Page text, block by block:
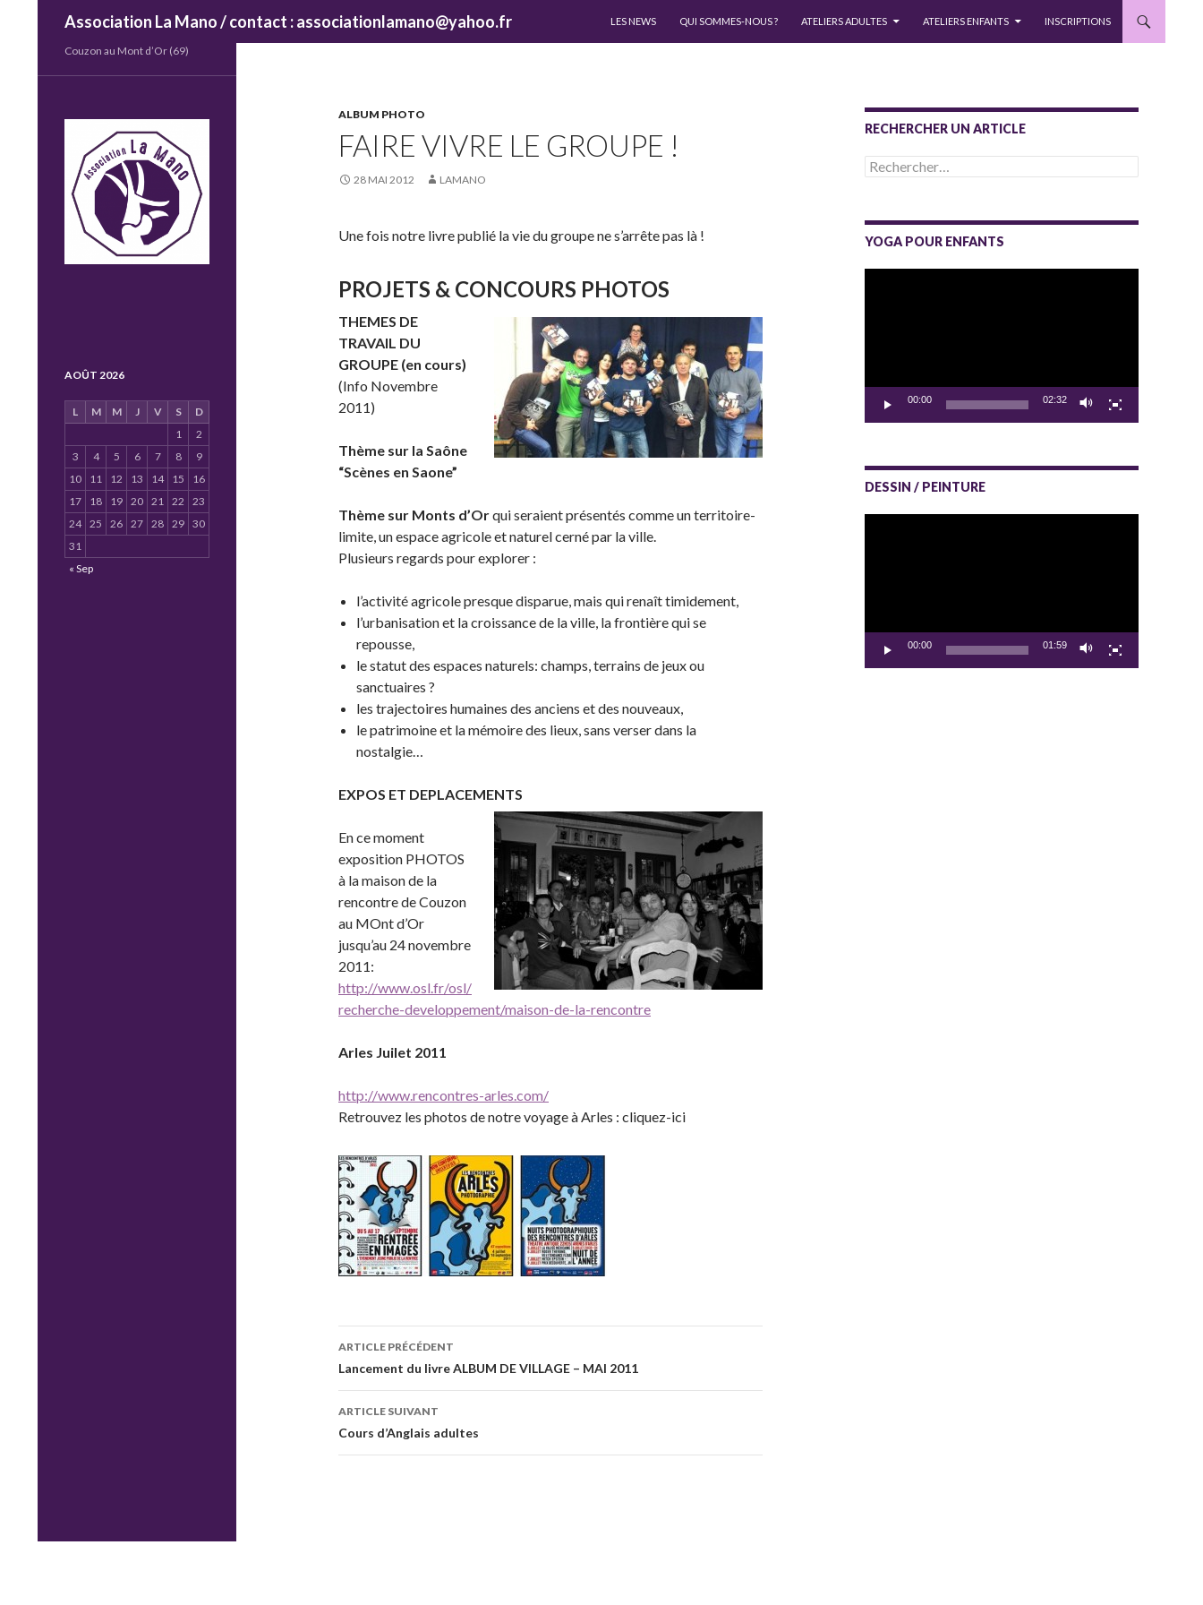
Association La Mano / contact : associationlamano@yahoo.fr
LES NEWS
QUI SOMMES-NOUS ? ATELIERS ADULTES ATELIERS ENFANTS INSCRIPTIONS
ALBUM PHOTO
FAIRE VIVRE LE GROUPE !
28 MAI 2012 LAMANO
Une fois notre livre publié la vie du groupe ne s’arrête pas là !
PROJETS & CONCOURS PHOTOS
THEMES DE
TRAVAIL DU
GROUPE (en cours)
(Info Novembre
2011)
Thème sur la Saône
“Scènes en Saone”
Thème sur Monts d’Orqui seraient présentés comme un territoire-
limite, un espace agricole et naturel cerné par la ville.
Plusieurs regards pour explorer :
l’activité agricole presque disparue, mais qui renaît timidement,
l’urbanisation et la croissance de la ville, la frontière qui se
repousse,
le statut des espaces naturels: champs, terrains de jeux ou
sanctuaires ?
les trajectoires humaines des anciens et des nouveaux,
le patrimoine et la mémoire des lieux, sans verser dans la
nostalgie…
EXPOS ET DEPLACEMENTS
En ce moment
exposition PHOTOS
à la maison de la
rencontre de Couzon
au MOnt d’Or
jusqu’au 24 novembre
2011:
http://www.osl.fr/osl/
recherche-developpement/maison-de-la-rencontre
Arles Juilet 2011
http://www.rencontres-arles.com/
Retrouvez les photos de notre voyage à Arles : cliquez-ici
Navigation
des
articles
ARTICLE PRÉCÉDENT
Lancement du livre ALBUM DE VILLAGE – MAI 2011
ARTICLE SUIVANT
Cours d’Anglais adultes
RECHERCHER UN ARTICLE
Rechercher :
YOGA POUR ENFANTS
00:00 02:32
DESSIN / PEINTURE
00:00 01:59
Couzon au Mont d’Or (69)
AOÛT 2026
L M M J V S
D
1
2
3
4 5 6 7 8
9
10
11 12 13 14 15
16
17
18 19 20 21 22
23
24 25 26 27 28 29 30
31
« Sep